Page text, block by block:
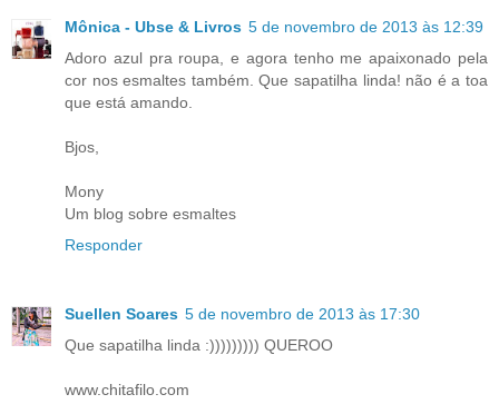
Mônica - Ubse & Livros 5 de novembro de 2013 às 12:39
Adoro azul pra roupa, e agora tenho me apaixonado pela
cor nos esmaltes também. Que sapatilha linda! não é a toa
que está amando.
Bjos,
Mony
Um blog sobre esmaltes
Responder
Suellen Soares 5 de novembro de 2013 às 17:30
Que sapatilha linda :))))))))) QUEROO
www.chitafilo.com